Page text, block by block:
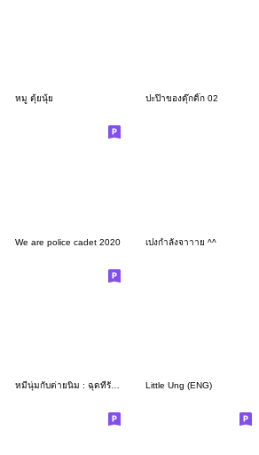
หมู ตุ้ยนุ้ย ปะป๊าของดุ๊กดิ๊ก 02
We are police cadet 2020 เปงกำลังจาาาย ^^
Little Ung (ENG)